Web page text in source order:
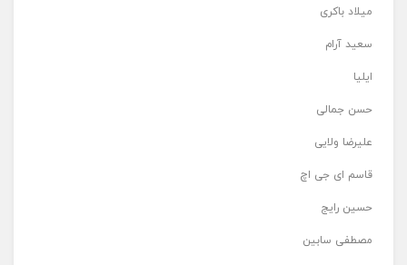
میلاد باکری
سعید آرام
ایلیا
حسن جمالی
علیرضا ولایی
قاسم ای جی اچ
حسین رایج
مصطفی سابین